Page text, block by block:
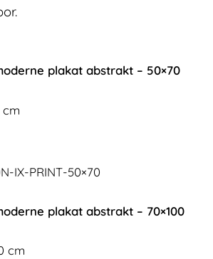
plakat abstrakt – 50×70
cm
IX-PRINT-50×70
plakat abstrakt – 70×100
cm